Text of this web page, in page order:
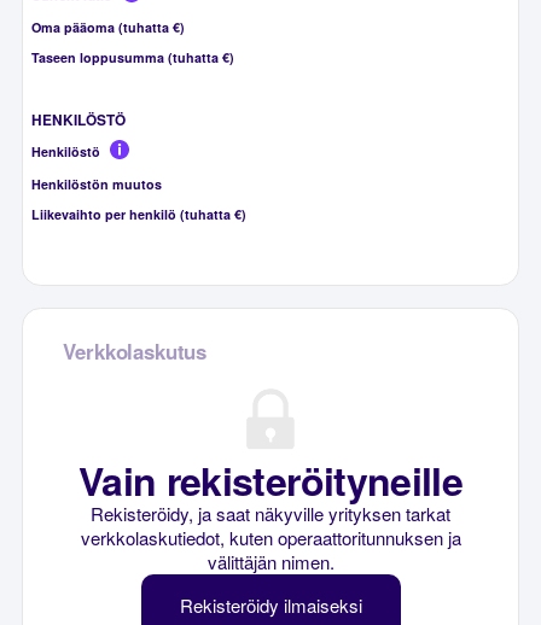
Oma pääoma (tuhatta €)
Taseen loppusumma (tuhatta €)
HENKILÖSTÖ
Henkilöstö
Henkilöstön muutos
Liikevaihto per henkilö (tuhatta €)
Verkkolaskutus
Vain rekisteröityneille
Rekisteröidy, ja saat näkyville yrityksen tarkat
verkkolaskutiedot, kuten operaattoritunnuksen ja
välittäjän nimen.
Rekisteröidy ilmaiseksi